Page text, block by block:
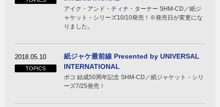
アイク・アンド・ティナ・ターナー SHM-CD／紙ジ
ャケット・シリーズ10/10発売！※発売日が変更にな
りました。
2018.05.10
TOPICS
紙ジャケ最前線 Presented by UNIVERSAL
INTERNATIONAL
ポコ 結成50周年記念 SHM-CD／紙ジャケット・シリ
ーズ7/25発売！